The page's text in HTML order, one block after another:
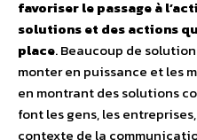
favoriser le passage à
solutions et des actions
place. Beaucoup de
monter en puissance et les
en montrant des solutions
font les gens, les
contexte de la